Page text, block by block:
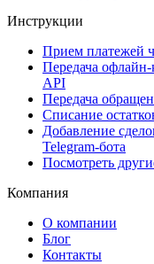
Инструкции
Прием платежей
Передача
API
Передача
Списание
Добавление
Telegram-бота
Посмотреть
Компания
О компании
Блог
Контакты